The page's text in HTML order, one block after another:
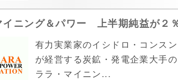
イニング＆パワー 上半期純益が２
有力実業家のイシドロ・コンス
が経営する炭鉱・発電企業大手の
ララ・マイニン...